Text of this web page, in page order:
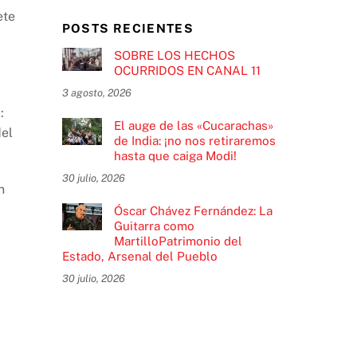
POSTS RECIENTES
SOBRE LOS HECHOS
OCURRIDOS EN CANAL 11
3 agosto, 2026
El auge de las «Cucarachas»
de India: ¡no nos retiraremos
hasta que caiga Modi!
30 julio, 2026
Óscar Chávez Fernández: La
Guitarra como
MartilloPatrimonio del
Estado, Arsenal del Pueblo
30 julio, 2026